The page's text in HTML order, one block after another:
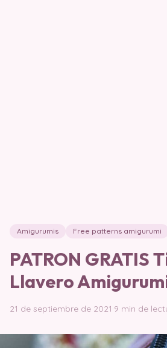
Amigurumis Free patterns amigurumi
PATRON GRATIS
Llavero
21 de septiembre de 2021·9 min de